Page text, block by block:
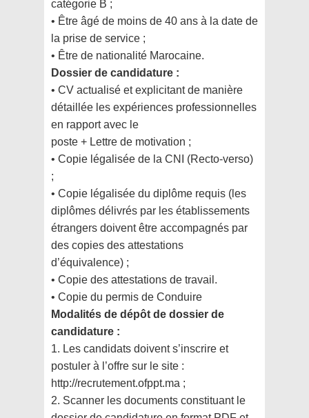
catégorie B ;
• Être âgé de moins de 40 ans à la date de
la prise de service ;
• Être de nationalité Marocaine.
Dossier de candidature :
• CV actualisé et explicitant de manière
détaillée les expériences professionnelles
en rapport avec le
poste + Lettre de motivation ;
• Copie légalisée de la CNI (Recto-verso)
;
• Copie légalisée du diplôme requis (les
diplômes délivrés par les établissements
étrangers doiventêtre accompagnés par
des copies des attestations
d’équivalence) ;
• Copie des attestations de travail.
• Copie du permis de Conduire
Modalités de dépôt de dossier de
candidature :
1. Les candidats doivent s’inscrire et
postuler à l’offre sur le site :
http://recrutement.ofppt.ma ;
2. Scanner les documents constituant le